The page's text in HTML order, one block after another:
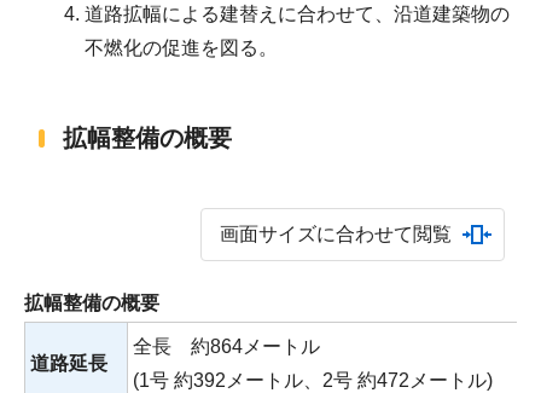
道路拡幅による建替えに合わせて、沿道建築物の
不燃化の促進を図る。
拡幅整備の概要
画面サイズに合わせて閲覧
拡幅整備の概要
道路延長
全長 約864メートル
(1号 約392メートル、2号 約472メートル)